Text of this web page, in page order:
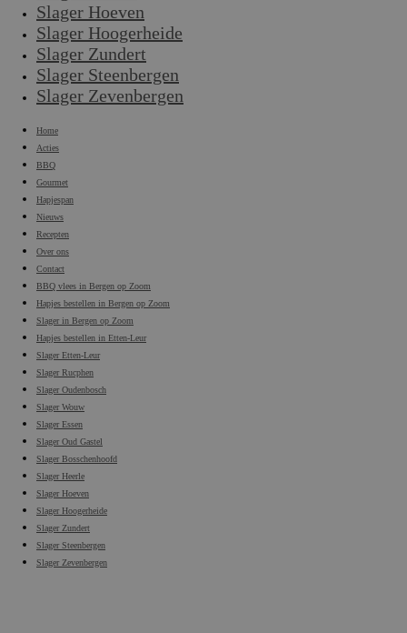
Slager Hoeven
Slager Hoogerheide
Slager Zundert
Slager Steenbergen
Slager Zevenbergen
Home
Acties
BBQ
Gourmet
Hapjespan
Nieuws
Recepten
Over ons
Contact
BBQ vlees in Bergen op Zoom
Hapjes bestellen in Bergen op Zoom
Slager in Bergen op Zoom
Hapjes bestellen in Etten-Leur
Slager Etten-Leur
Slager Rucphen
Slager Oudenbosch
Slager Wouw
Slager Essen
Slager Oud Gastel
Slager Bosschenhoofd
Slager Heerle
Slager Hoeven
Slager Hoogerheide
Slager Zundert
Slager Steenbergen
Slager Zevenbergen